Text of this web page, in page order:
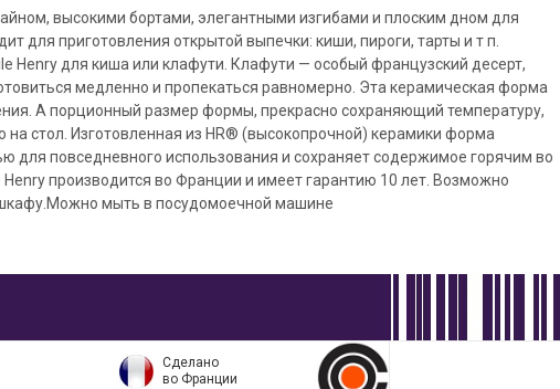
высокими бортами, элегантными изгибами и плоским дном для
для приготовления открытой выпечки: киши, пироги, тарты и т п.
Henry для киша или клафути. Клафути — особый французский десерт,
медленно и пропекаться равномерно. Эта керамическая форма
А порционный размер формы, прекрасно сохраняющий температуру,
стол. Изготовленная из HR® (высокопрочной) керамики форма
для повседневного использования и сохраняет содержимое горячим во
производится во Франции и имеет гарантию 10 лет. Возможно
мыть в посудомоечной машине
Сделано
во Франции